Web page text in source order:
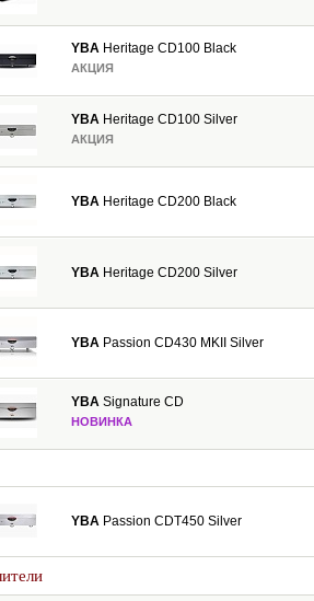
YBA Heritage CD100 Black
АКЦИЯ
YBA Heritage CD100 Silver
АКЦИЯ
YBA Heritage CD200 Black
YBA Heritage CD200 Silver
YBA Passion CD430 MKII Silver
YBA Signature CD
НОВИНКА
YBA Passion CDT450 Silver